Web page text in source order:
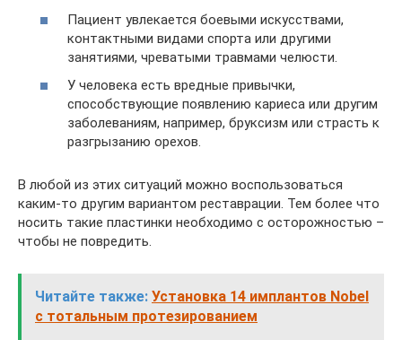
Пациент увлекается боевыми искусствами,
контактными видами спорта или другими
занятиями, чреватыми травмами челюсти.
У человека есть вредные привычки,
способствующие появлению кариеса или другим
заболеваниям, например, бруксизм или страсть к
разгрызанию орехов.
В любой из этих ситуаций можно воспользоваться
каким-то другим вариантом реставрации. Тем более что
носить такие пластинки необходимо с осторожностью –
чтобы не повредить.
Читайте также: Установка 14 имплантов Nobel
с тотальным протезированием